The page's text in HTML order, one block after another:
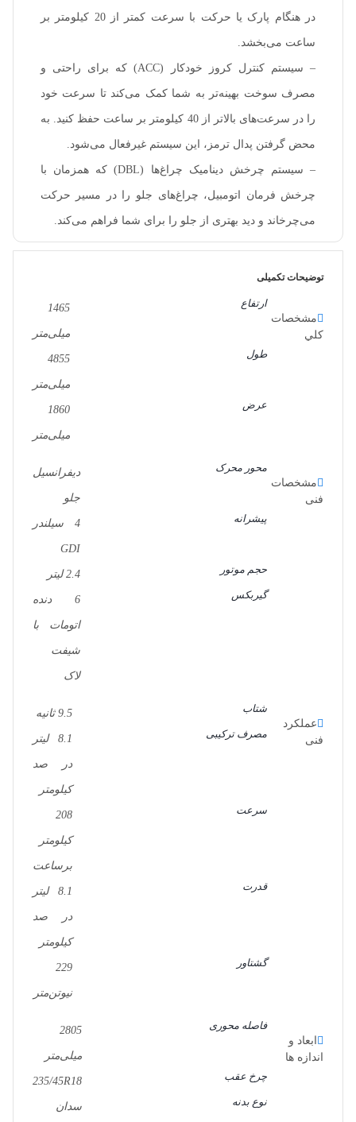
در هنگام پارک یا حرکت با سرعت کمتر از 20 کیلومتر بر
ساعت می‌بخشد.
– سیستم کنترل کروز خودکار (ACC) که برای راحتی و
مصرف سوخت بهینه‌تر به شما کمک می‌کند تا سرعت خود
را در سرعت‌های بالاتر از 40 کیلومتر بر ساعت حفظ کنید. به
محض گرفتن پدال ترمز، این سیستم غیرفعال می‌شود.
– سیستم چرخش دینامیک چراغ‌ها (DBL) که همزمان با
چرخش فرمان اتومبیل، چراغ‌های جلو را در مسیر حرکت
می‌چرخاند و دید بهتری از جلو را برای شما فراهم می‌کند.
توضیحات تکمیلی
مشخصات
کلي
ارتفاع 1465
میلی‌متر
طول
4855
میلی‌متر
عرض
1860
میلی‌متر
مشخصات
فنی
محور محرک دیفرانسیل
جلو
پیشرانه
4 سیلندر
GDI
حجم موتور
2.4 لیتر
گیربکس
6 دنده
اتومات با
شیفت
لاک
عملکرد
فنی
شتاب
9.5 ثانیه
مصرف ترکیبی
8.1 لیتر
در صد
کیلومتر
سرعت
208
کیلومتر
برساعت
قدرت
8.1 لیتر
در صد
کیلومتر
گشتاور
229
نیوتن‌متر
ابعاد و
اندازه ها
فاصله محوری 2805
میلی‌متر
چرخ عقب
235/45R18
نوع بدنه
سدان